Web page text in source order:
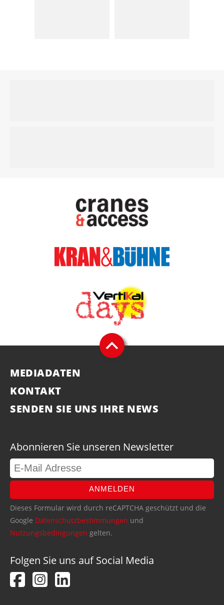
MEDIADATEN
KONTAKT
SENDEN SIE UNS IHRE NEWS
Abonnieren Sie unseren Newsletter
ANMELDEN
Dieses Formular wird durch reCAPTCHA geschützt und die
Google Datenschutzbestimmungen und
Nutzungsbedingungen gelten.
Folgen Sie uns auf Social Media